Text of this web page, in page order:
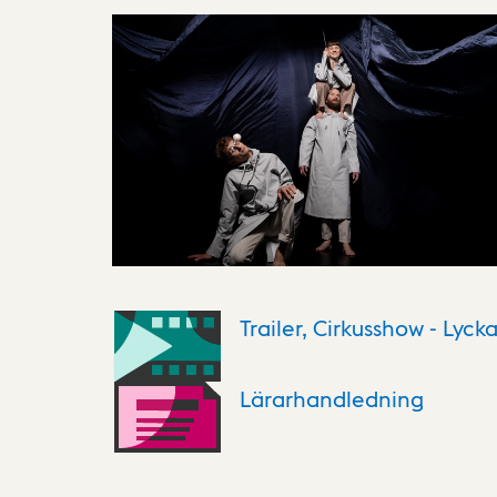
Trailer, Cirkusshow -
Lärarhandledning